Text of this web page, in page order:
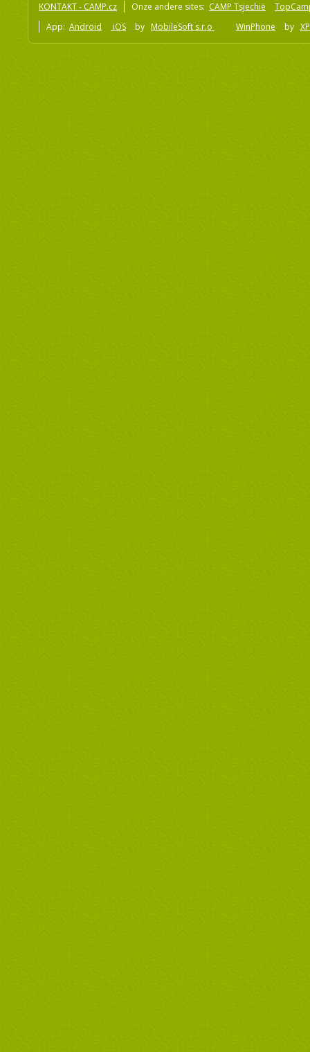
KONTAKT - CAMP.cz Onze andere sites: CAMP Tsjechië
App: Android iOS by MobileSoft s.r.o WinPhone by